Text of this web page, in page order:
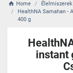
Home
HealthNA Samahan -
400 g
instant